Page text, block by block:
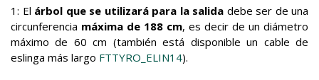
1: El árbol que se utilizará para la salida debe ser de una
circunferencia máxima de 188 cm, es decir de un diámetro
máximo de 60 cm (también está disponible un cable de
eslinga más largo FTTYRO_ELIN14).